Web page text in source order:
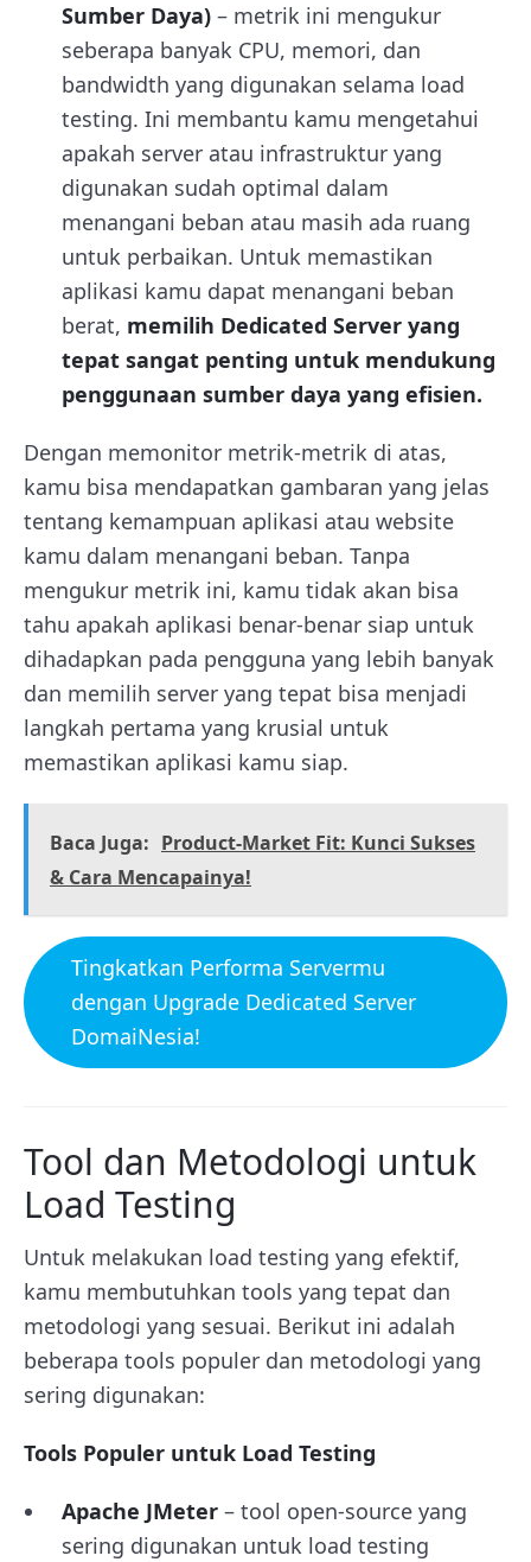
Sumber Daya) – metrik ini mengukur
seberapa banyak CPU, memori, dan
bandwidth yang digunakan selama load
testing. Ini membantu kamu mengetahui
apakah server atau infrastruktur yang
digunakan sudah optimal dalam
menangani beban atau masih ada ruang
untuk perbaikan. Untuk memastikan
aplikasi kamu dapat menangani beban
berat, memilih Dedicated Server yang
tepat sangat penting untuk mendukung
penggunaan sumber daya yang efisien.
Dengan memonitor metrik-metrik di atas,
kamu bisa mendapatkan gambaran yang jelas
tentang kemampuan aplikasi atau website
kamu dalam menangani beban. Tanpa
mengukur metrik ini, kamu tidak akan bisa
tahu apakah aplikasi benar-benar siap untuk
dihadapkan pada pengguna yang lebih banyak
dan memilih server yang tepat bisa menjadi
langkah pertama yang krusial untuk
memastikan aplikasi kamu siap.
Baca Juga: Product-Market Fit: Kunci Sukses
& Cara Mencapainya!
Tingkatkan Performa Servermu
dengan Upgrade Dedicated Server
DomaiNesia!
Tool dan Metodologi untuk
Load Testing
Untuk melakukan load testing yang efektif,
kamu membutuhkan tools yang tepat dan
metodologi yang sesuai. Berikut ini adalah
beberapa tools populer dan metodologi yang
sering digunakan:
Tools Populer untuk Load Testing
Apache JMeter – tool open-source yang
sering digunakan untuk load testing